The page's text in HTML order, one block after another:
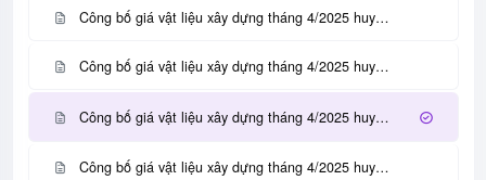
Công bố giá vật liệu xây dựng tháng 4/2025 huyện Yên Thế - tỉnh Bắc Giang
Công bố giá vật liệu xây dựng tháng 4/2025 huyện Lục Nam - tỉnh Bắc Giang
Công bố giá vật liệu xây dựng tháng 4/2025 huyện Lạng GIang - tỉnh Bắc Giang
Công bố giá vật liệu xây dựng tháng 4/2025 huyện Tân Yên - tỉnh Bắc Giang